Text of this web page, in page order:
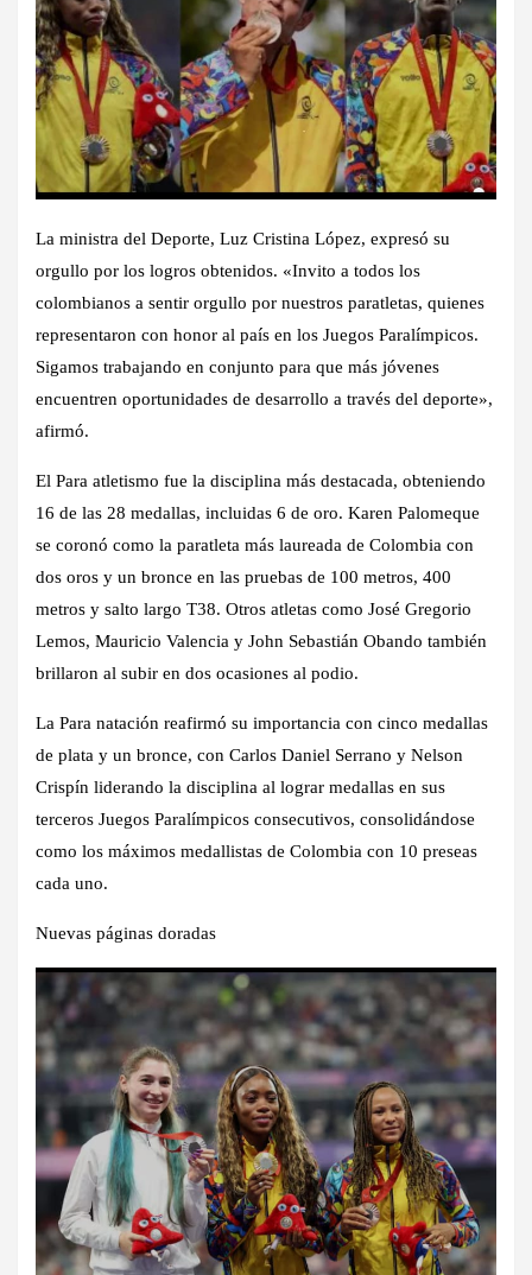
La ministra del Deporte, Luz Cristina López, expresó su
orgullo por los logros obtenidos. «Invito a todos los
colombianos a sentir orgullo por nuestros paratletas, quienes
representaron con honor al país en los Juegos Paralímpicos.
Sigamos trabajando en conjunto para que más jóvenes
encuentren oportunidades de desarrollo a través del deporte»,
afirmó.
El Para atletismo fue la disciplina más destacada, obteniendo
16 de las 28 medallas, incluidas 6 de oro. Karen Palomeque
se coronó como la paratleta más laureada de Colombia con
dos oros y un bronce en las pruebas de 100 metros, 400
metros y salto largo T38. Otros atletas como José Gregorio
Lemos, Mauricio Valencia y John Sebastián Obando también
brillaron al subir en dos ocasiones al podio.
La Para natación reafirmó su importancia con cinco medallas
de plata y un bronce, con Carlos Daniel Serrano y Nelson
Crispín liderando la disciplina al lograr medallas en sus
terceros Juegos Paralímpicos consecutivos, consolidándose
como los máximos medallistas de Colombia con 10 preseas
cada uno.
Nuevas páginas doradas